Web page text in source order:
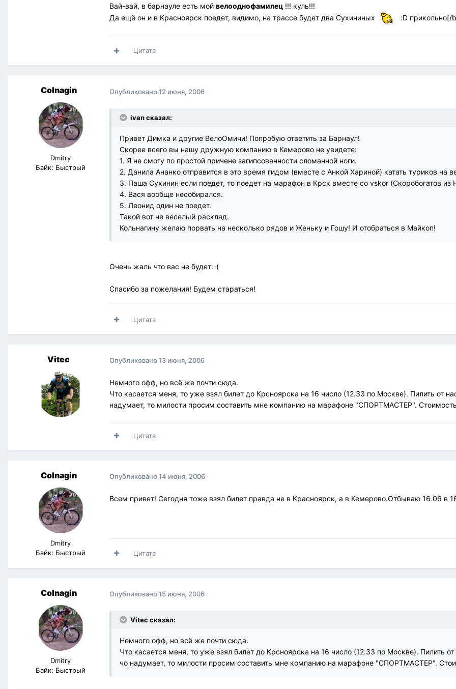
Вай-вай, в барнауле есть мой велооднофамилец !!! куль!!!
Да ещё он и в Красноярск поедет, видимо, на трассе будет два Сухининых
:D прикольно[/
Цитата
Colnagin
Dmitry
Байк: Быстрый
Опубликовано12 июня, 2006
ivan сказал:
Привет Димка и другие ВелоОмичи! Попробую ответить за Барнаул!
Скорее всего вы нашу дружную компанию в Кемерово не увидете:
1. Я не смогу по простой причене загипсованности сломанной ноги.
2. Данила Ананко отправится в это время гидом (вместе с Анкой Хариной) катать туриков на
3. Паша Сухинин если поедет, то поедет на марафон в Крск вместе со vskor (Скоробогатов из
4. Вася вообще несобирался.
5. Леонид один не поедет.
Такой вот не веселый расклад.
Кольнагину желаю порвать на несколько рядов и Женьку и Гошу! И отобраться в Майкоп!
Очень жаль что вас не будет:-(
Спасибо за пожелания! Будем стараться!
Цитата
Vitec Опубликовано13 июня, 2006
Немного офф, но всё же почти сюда.
Что касается меня, то уже взял билет до Крсноярска на 16 число (12.33 по Москве). Пилить от
надумает, то милости просим составить мне компанию на марафоне "СПОРТМАСТЕР".
Цитата
Colnagin
Dmitry
Байк: Быстрый
Опубликовано14 июня, 2006
Всем привет! Сегодня тоже взял билет правда не в Красноярск, а в Кемерово.Отбываю 16.06 в
Цитата
Colnagin
Dmitry
Байк: Быстрый
Опубликовано15 июня, 2006
Vitec сказал:
Немного офф, но всё же почти сюда.
Что касается меня, то уже взял билет до Крсноярска на 16 число (12.33 по Москве). Пилить
чо надумает, то милости просим составить мне компанию на марафоне "СПОРТМАСТЕР".